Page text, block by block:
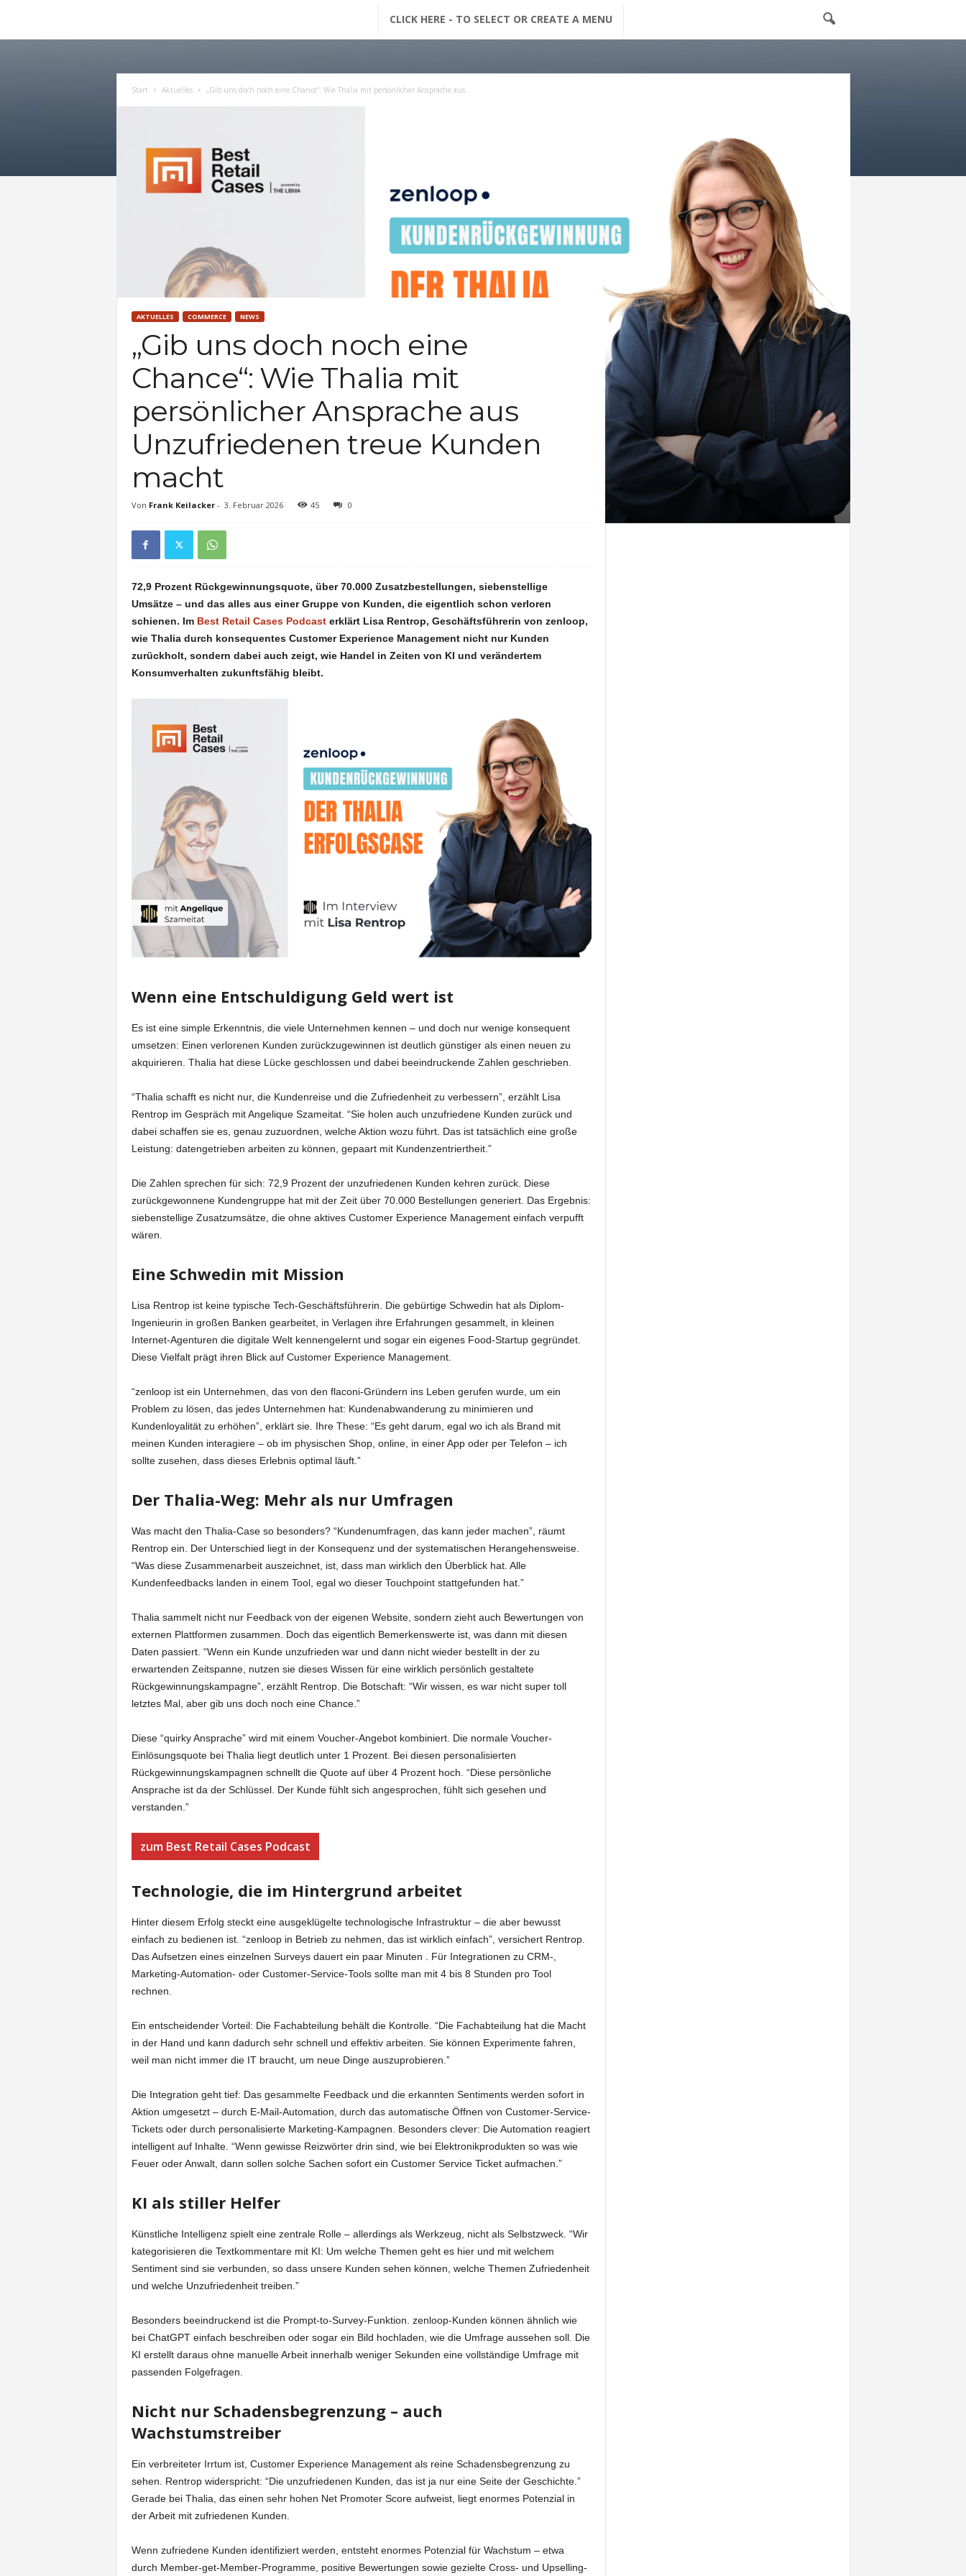
M
c
t
e
CLICK HERE - TO SELECT OR CREATE A MENU
Start Aktuelles „Gib uns doch noch eine Chance“: Wie Thalia mit persönlicher Ansprache aus...
AKTUELLES COMMERCE NEWS
„Gib uns doch noch eine
Chance“: Wie Thalia mit
persönlicher Ansprache aus
Unzufriedenen treue Kunden
macht
Von Frank Keilacker- 3. Februar 2026 45 0
72,9 Prozent Rückgewinnungsquote, über 70.000 Zusatzbestellungen, siebenstellige
Umsätze – und das alles aus einer Gruppe von Kunden, die eigentlich schon verloren
schienen. Im Best Retail Cases Podcasterklärt Lisa Rentrop, Geschäftsführerin von zenloop,
wie Thalia durch konsequentes Customer Experience Management nicht nur Kunden
zurückholt, sondern dabei auch zeigt, wie Handel in Zeiten von KI und verändertem
Konsumverhalten zukunftsfähig bleibt.
Wenn eine Entschuldigung Geld wert ist
Es ist eine simple Erkenntnis, die viele Unternehmen kennen – und doch nur wenige konsequent
umsetzen: Einen verlorenen Kunden zurückzugewinnen ist deutlich günstiger als einen neuen zu
akquirieren. Thalia hat diese Lücke geschlossen und dabei beeindruckende Zahlen geschrieben.
“Thalia schafft es nicht nur, die Kundenreise und die Zufriedenheit zu verbessern”, erzählt Lisa
Rentrop im Gespräch mit Angelique Szameitat. “Sie holen auch unzufriedene Kunden zurück und
dabei schaffen sie es, genau zuzuordnen, welche Aktion wozu führt. Das ist tatsächlich eine große
Leistung: datengetrieben arbeiten zu können, gepaart mit Kundenzentriertheit.”
Die Zahlen sprechen für sich: 72,9 Prozent der unzufriedenen Kunden kehren zurück. Diese
zurückgewonnene Kundengruppe hat mit der Zeit über 70.000 Bestellungen generiert. Das Ergebnis:
siebenstellige Zusatzumsätze, die ohne aktives Customer Experience Management einfach verpufft
wären.
Eine Schwedin mit Mission
Lisa Rentrop ist keine typische Tech-Geschäftsführerin. Die gebürtige Schwedin hat als Diplom-
Ingenieurin in großen Banken gearbeitet, in Verlagen ihre Erfahrungen gesammelt, in kleinen
Internet-Agenturen die digitale Welt kennengelernt und sogar ein eigenes Food-Startup gegründet.
Diese Vielfalt prägt ihren Blick auf Customer Experience Management.
“zenloop ist ein Unternehmen, das von den flaconi-Gründern ins Leben gerufen wurde, um ein
Problem zu lösen, das jedes Unternehmen hat: Kundenabwanderung zu minimieren und
Kundenloyalität zu erhöhen”, erklärt sie. Ihre These: “Es geht darum, egal wo ich als Brand mit
meinen Kunden interagiere – ob im physischen Shop, online, in einer App oder per Telefon – ich
sollte zusehen, dass dieses Erlebnis optimal läuft.”
Der Thalia-Weg: Mehr als nur Umfragen
Was macht den Thalia-Case so besonders? “Kundenumfragen, das kann jeder machen”, räumt
Rentrop ein. Der Unterschied liegt in der Konsequenz und der systematischen Herangehensweise.
“Was diese Zusammenarbeit auszeichnet, ist, dass man wirklich den Überblick hat. Alle
Kundenfeedbacks landen in einem Tool, egal wo dieser Touchpoint stattgefunden hat.”
Thalia sammelt nicht nur Feedback von der eigenen Website, sondern zieht auch Bewertungen von
externen Plattformen zusammen. Doch das eigentlich Bemerkenswerte ist, was dann mit diesen
Daten passiert. “Wenn ein Kunde unzufrieden war und dann nicht wieder bestellt in der zu
erwartenden Zeitspanne, nutzen sie dieses Wissen für eine wirklich persönlich gestaltete
Rückgewinnungskampagne”, erzählt Rentrop. Die Botschaft: “Wir wissen, es war nicht super toll
letztes Mal, aber gib uns doch noch eine Chance.”
Diese “quirky Ansprache” wird mit einem Voucher-Angebot kombiniert. Die normale Voucher-
Einlösungsquote bei Thalia liegt deutlich unter 1 Prozent. Bei diesen personalisierten
Rückgewinnungskampagnen schnellt die Quote auf über 4 Prozent hoch. “Diese persönliche
Ansprache ist da der Schlüssel. Der Kunde fühlt sich angesprochen, fühlt sich gesehen und
verstanden.”
zum Best Retail Cases Podcast
Technologie, die im Hintergrund arbeitet
Hinter diesem Erfolg steckt eine ausgeklügelte technologische Infrastruktur – die aber bewusst
einfach zu bedienen ist. “zenloop in Betrieb zu nehmen, das ist wirklich einfach”, versichert Rentrop.
Das Aufsetzen eines einzelnen Surveys dauert ein paar Minuten . Für Integrationen zu CRM-,
Marketing-Automation- oder Customer-Service-Tools sollte man mit 4 bis 8 Stunden pro Tool
rechnen.
Ein entscheidender Vorteil: Die Fachabteilung behält die Kontrolle. “Die Fachabteilung hat die Macht
in der Hand und kann dadurch sehr schnell und effektiv arbeiten. Sie können Experimente fahren,
weil man nicht immer die IT braucht, um neue Dinge auszuprobieren.”
Die Integration geht tief: Das gesammelte Feedback und die erkannten Sentiments werden sofort in
Aktion umgesetzt – durch E-Mail-Automation, durch das automatische Öffnen von Customer-Service-
Tickets oder durch personalisierte Marketing-Kampagnen. Besonders clever: Die Automation reagiert
intelligent auf Inhalte. “Wenn gewisse Reizwörter drin sind, wie bei Elektronikprodukten so was wie
Feuer oder Anwalt, dann sollen solche Sachen sofort ein Customer Service Ticket aufmachen.”
KI als stiller Helfer
Künstliche Intelligenz spielt eine zentrale Rolle – allerdings als Werkzeug, nicht als Selbstzweck. “Wir
kategorisieren die Textkommentare mit KI: Um welche Themen geht es hier und mit welchem
Sentiment sind sie verbunden, so dass unsere Kunden sehen können, welche Themen Zufriedenheit
und welche Unzufriedenheit treiben.”
Besonders beeindruckend ist die Prompt-to-Survey-Funktion. zenloop-Kunden können ähnlich wie
bei ChatGPT einfach beschreiben oder sogar ein Bild hochladen, wie die Umfrage aussehen soll. Die
KI erstellt daraus ohne manuelle Arbeit innerhalb weniger Sekunden eine vollständige Umfrage mit
passenden Folgefragen.
Nicht nur Schadensbegrenzung – auch
Wachstumstreiber
Ein verbreiteter Irrtum ist, Customer Experience Management als reine Schadensbegrenzung zu
sehen. Rentrop widerspricht: “Die unzufriedenen Kunden, das ist ja nur eine Seite der Geschichte.”
Gerade bei Thalia, das einen sehr hohen Net Promoter Score aufweist, liegt enormes Potenzial in
der Arbeit mit zufriedenen Kunden.
Wenn zufriedene Kunden identifiziert werden, entsteht enormes Potenzial für Wachstum – etwa
durch Member-get-Member-Programme, positive Bewertungen sowie gezielte Cross- und Upselling-